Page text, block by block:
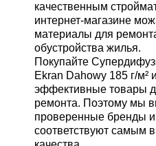
качественным
интернет-магазине
материалы для
обустройства жилья.
Покупайте
Ekran Dahowy 185 г/м²
эффективные товары
ремонта. Поэтому мы
проверенные бренды
соответствуют самым